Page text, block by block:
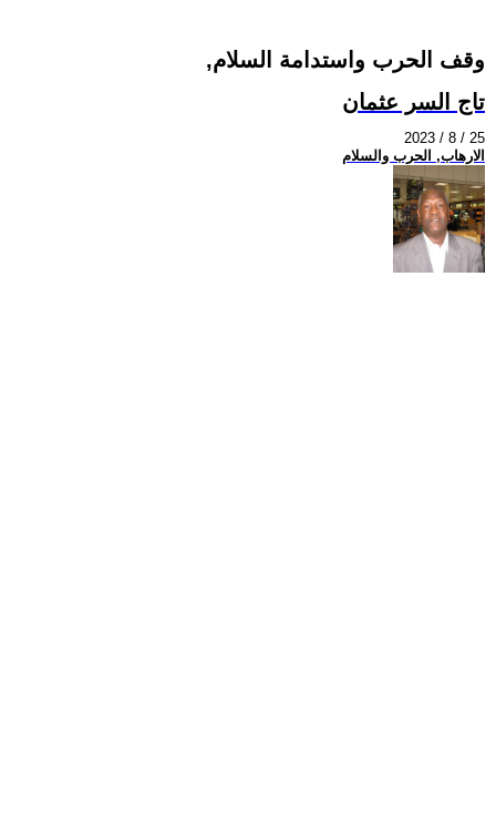
,وقف الحرب واستدامة السلام
تاج السر عثمان
2023 / 8 / 25
الارهاب, الحرب والسلام